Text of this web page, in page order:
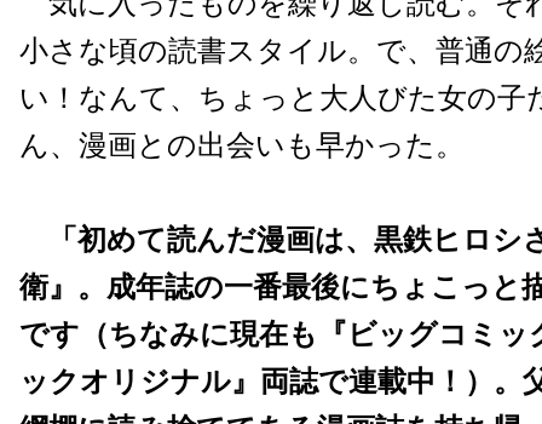
小さな頃の読書スタイル。で、普通の
い！なんて、ちょっと大人びた女の子
ん、漫画との出会いも早かった。
「初めて読んだ漫画は、黒鉄ヒロシ
衛』。成年誌の一番最後にちょこっと
です（ちなみに現在も『ビッグコミッ
ックオリジナル』両誌で連載中！）。